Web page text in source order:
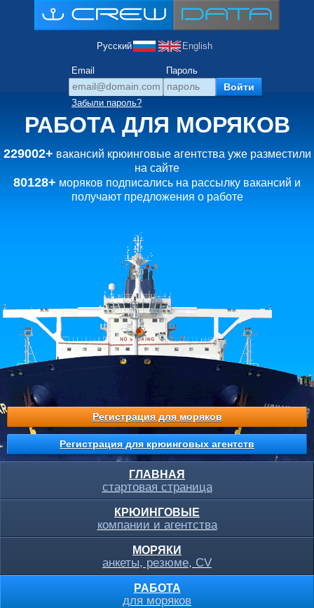
Русский English
Email Пароль
Забыли пароль?
РАБОТА ДЛЯ МОРЯКОВ
229002+ вакансий крюинговые агентства уже разместили
на сайте
80128+ моряков подписались на рассылку вакансий и
получают предложения о работе
Регистрация для моряков
Регистрация для крюинговых агентств
ГЛАВНАЯ
стартовая страница
КРЮИНГОВЫЕ
компании и агентства
МОРЯКИ
анкеты, резюме, CV
РАБОТА
для моряков